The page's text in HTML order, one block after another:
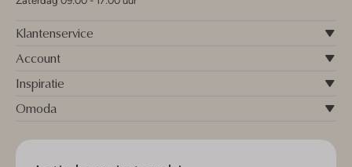
Klantenservice
Account
Inspiratie
Omoda